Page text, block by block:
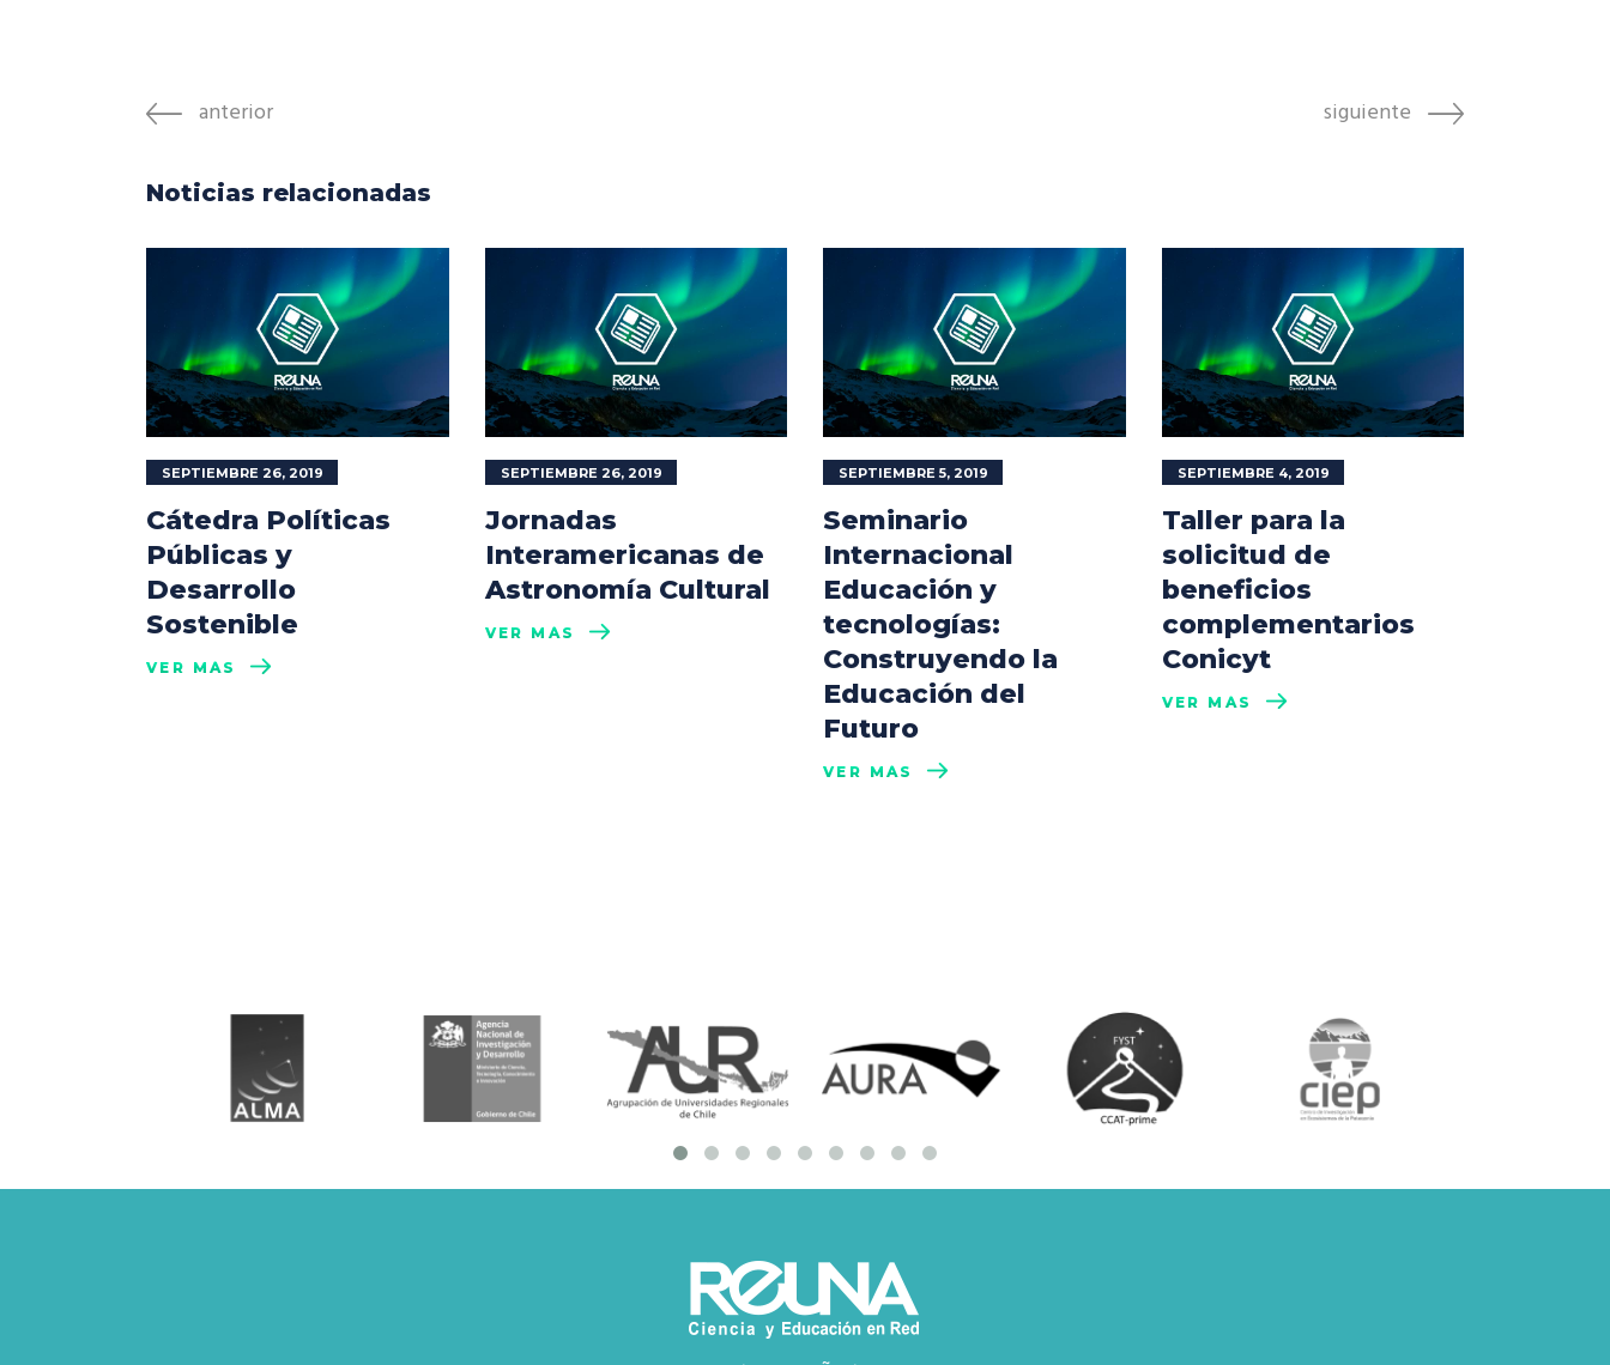
anterior siguiente
Noticias relacionadas
SEPTIEMBRE 26, 2019
Cátedra Políticas
Públicas y
Desarrollo
Sostenible
VER MÁS
SEPTIEMBRE 26, 2019
Jornadas
Interamericanas de
Astronomía Cultural
VER MÁS
SEPTIEMBRE 5, 2019
Seminario
Internacional
Educación y
tecnologías:
Construyendo la
Educación del
Futuro
VER MÁS
SEPTIEMBRE 4, 2019
Taller para la
solicitud de
beneficios
complementarios
Conicyt
VER MÁS